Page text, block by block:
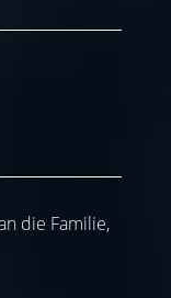
die Familie,